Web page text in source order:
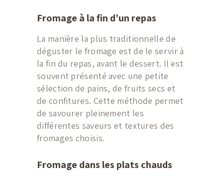
Fromage à la fin d’un repas
La manière la plus traditionnelle de
déguster le fromage est de le servir à
la fin du repas, avant le dessert. Il est
souvent présenté avec une petite
sélection de pains, de fruits secs et
de confitures. Cette méthode permet
de savourer pleinement les
différentes saveurs et textures des
fromages choisis.
Fromage dans les plats chauds